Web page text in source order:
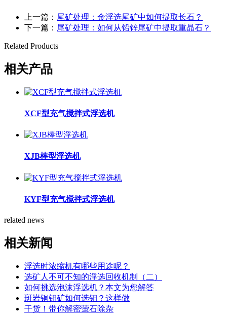
上一篇： 尾矿处理：金浮选尾矿中如何提取长石？
下一篇： 尾矿处理：如何从铅锌尾矿中提取重晶石？
Related Products
相关产品
XCF型充气搅拌式浮选机
XJB棒型浮选机
KYF型充气搅拌式浮选机
related news
相关新闻
浮选时浓缩机有哪些用途呢？
选矿人不可不知的浮选回收机制（二）
如何挑选泡沫浮选机？本文为您解答
斑岩铜钼矿如何选钼？这样做
干货！带你解密萤石除杂